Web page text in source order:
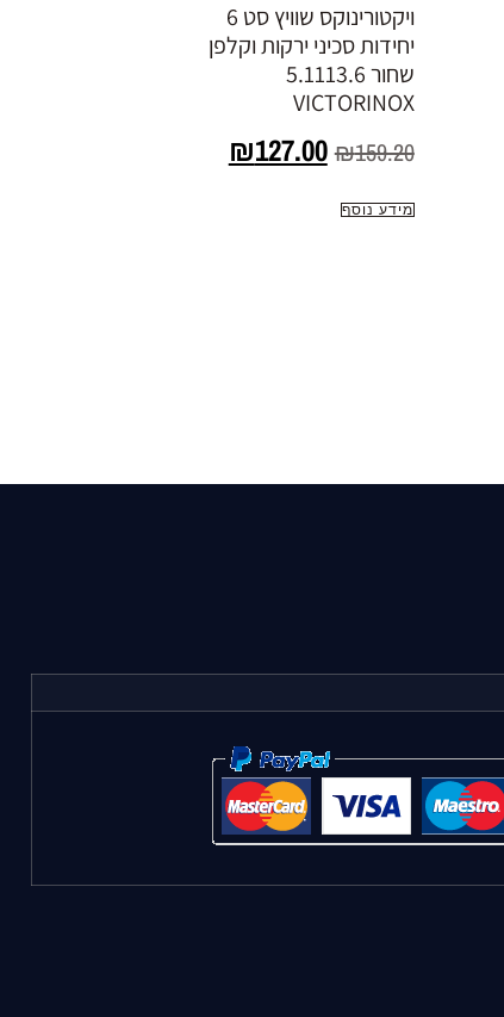
ויקטורינוקס שוויץ סט 6
יחידות סכיני ירקות וקלפן
שחור 5.1113.6
VICTORINOX
₪159.20
₪127.00
מידע נוסף